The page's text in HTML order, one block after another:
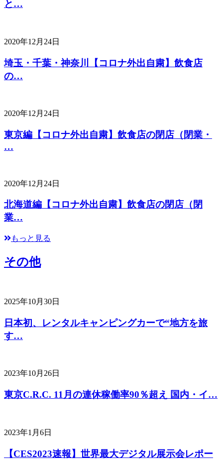
と…
2020年12月24日
埼玉・千葉・神奈川【コロナ外出自粛】飲食店
の…
2020年12月24日
東京編【コロナ外出自粛】飲食店の閉店（閉業・
…
2020年12月24日
北海道編【コロナ外出自粛】飲食店の閉店（閉
業…
もっと見る
その他
2025年10月30日
日本初、レンタルキャンピングカーで“地方を旅
す…
2023年10月26日
東京C.R.C. 11月の連休稼働率90％超え 国内・イ…
2023年1月6日
【CES2023速報】世界最大デジタル展示会レポー